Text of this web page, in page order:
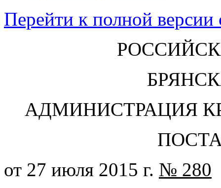
Перейти к полной версии
АДМИНИСТРАЦИЯ
от 27 июля 2015 г. № 280